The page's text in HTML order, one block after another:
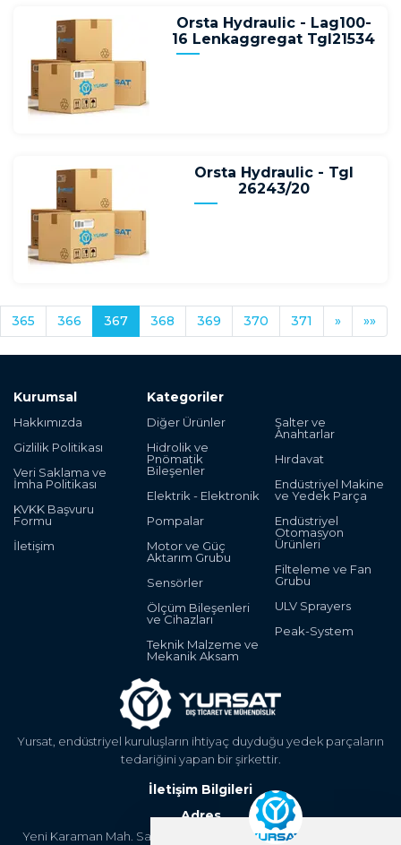
Orsta Hydraulic - Lag100-
16 Lenkaggregat Tgl21534
Orsta Hydraulic - Tgl
26243/20
365 366 367 368 369 370 371 » »»
Yursat, endüstriyel kuruluşların ihtiyaç duyduğu yedek parçaların
tedariğini yapan bir şirkettir.
Kurumsal
Hakkımızda
Gizlilik Politikası
Veri Saklama ve
İmha Politikası
KVKK Başvuru
Formu
İletişim
Kategoriler
Diğer Ürünler
Hidrolik ve
Pnömatik
Bileşenler
Elektrik - Elektronik
Pompalar
Motor ve Güç
Aktarım Grubu
Sensörler
Ölçüm Bileşenleri
ve Cihazları
Teknik Malzeme ve
Mekanik Aksam
Şalter ve
Anahtarlar
Hırdavat
Endüstriyel Makine
ve Yedek Parça
Endüstriyel
Otomasyon
Ürünleri
Filteleme ve Fan
Grubu
ULV Sprayers
Peak-System
İletişim Bilgileri
Adres
Yeni Karaman Mah. Sanayi Cad. 4. Kantar Sok. Asya Plaza Kat:5